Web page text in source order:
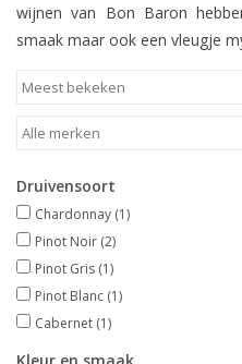
wijnen van Bon Baron
smaak maar ook een vleugje
Druivensoort
Chardonnay (1)
Pinot Noir (2)
Pinot Gris (1)
Pinot Blanc (1)
Cabernet (1)